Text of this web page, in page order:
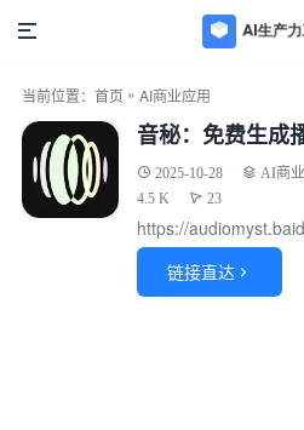
当前位置： 首页 » AI商业应用
音秘：免费生成
2025-10-28 AI商
4.5 K
23
https://
链接直达 